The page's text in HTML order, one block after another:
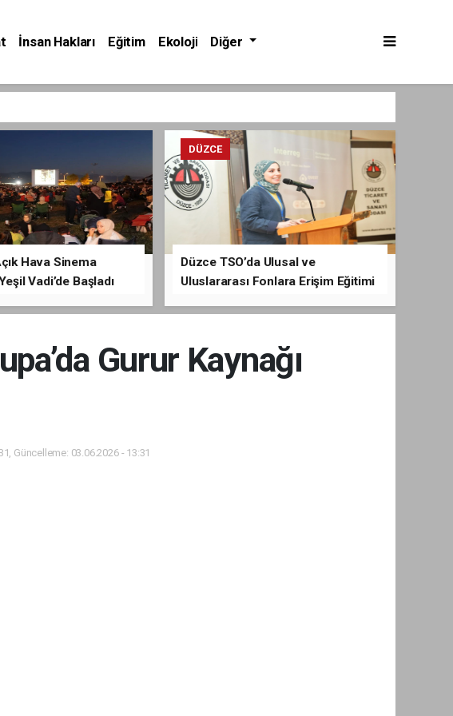
İnsan Hakları Eğitim Ekoloji Diğer
Hava Sinema
Vadi’de Başladı
DÜZCE
Düzce TSO’da Ulusal ve
Uluslararası Fonlara Erişim Eğitimi
Gurur Kaynağı
Güncelleme: 03.06.2026 - 13:31